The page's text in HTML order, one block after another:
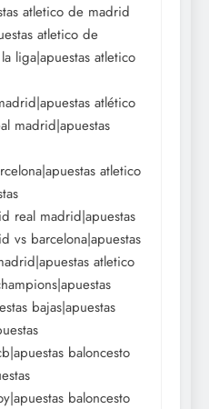
atletico de madrid
atletico de
liga|apuestas atletico
atlético
madrid|apuestas
atletico
real madrid|apuestas
vs barcelona|apuestas
atletico
bajas|apuestas
baloncesto
baloncesto